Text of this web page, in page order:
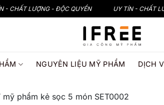
- CHẤT LƯỢNG - ĐỘC QUYỀN UY TÍN - CHẤT
NGUYÊN LIỆU MỸ PHẨM DỊCH
mỹ phẩm kẻ sọc 5 món SET0002